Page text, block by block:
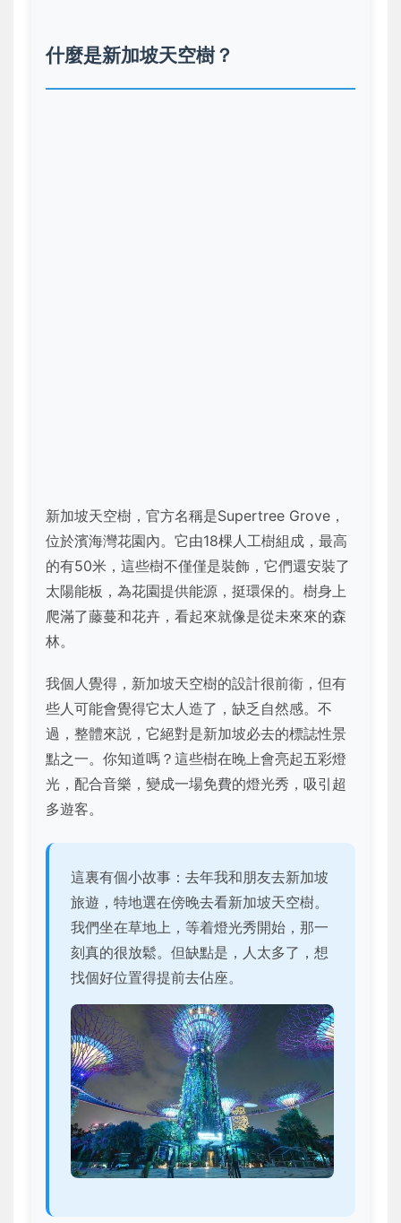
什麼是新加坡天空樹？
新加坡天空樹，官方名稱是Supertree Grove，
位於濱海灣花園內。它由18棵人工樹組成，最高
的有50米，這些樹不僅僅是裝飾，它們還安裝了
太陽能板，為花園提供能源，挺環保的。樹身上
爬滿了藤蔓和花卉，看起來就像是從未來來的森
林。
我個人覺得，新加坡天空樹的設計很前衞，但有
些人可能會覺得它太人造了，缺乏自然感。不
過，整體來説，它絕對是新加坡必去的標誌性景
點之一。你知道嗎？這些樹在晚上會亮起五彩燈
光，配合音樂，變成一場免費的燈光秀，吸引超
多遊客。
這裏有個小故事：去年我和朋友去新加坡
旅遊，特地選在傍晚去看新加坡天空樹。
我們坐在草地上，等着燈光秀開始，那一
刻真的很放鬆。但缺點是，人太多了，想
找個好位置得提前去佔座。